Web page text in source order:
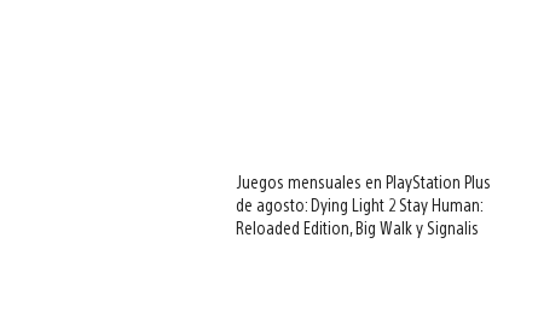
Juegos mensuales en PlayStation Plus
de agosto: Dying Light 2 Stay Human:
Reloaded Edition, Big Walk y Signalis